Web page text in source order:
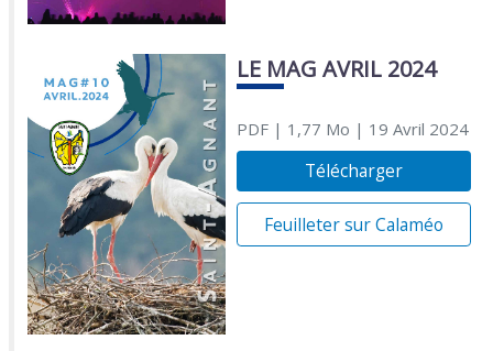
LE MAG AVRIL 2024
PDF| 1,77 Mo | 19 Avril 2024
Télécharger
Feuilleter sur Calaméo